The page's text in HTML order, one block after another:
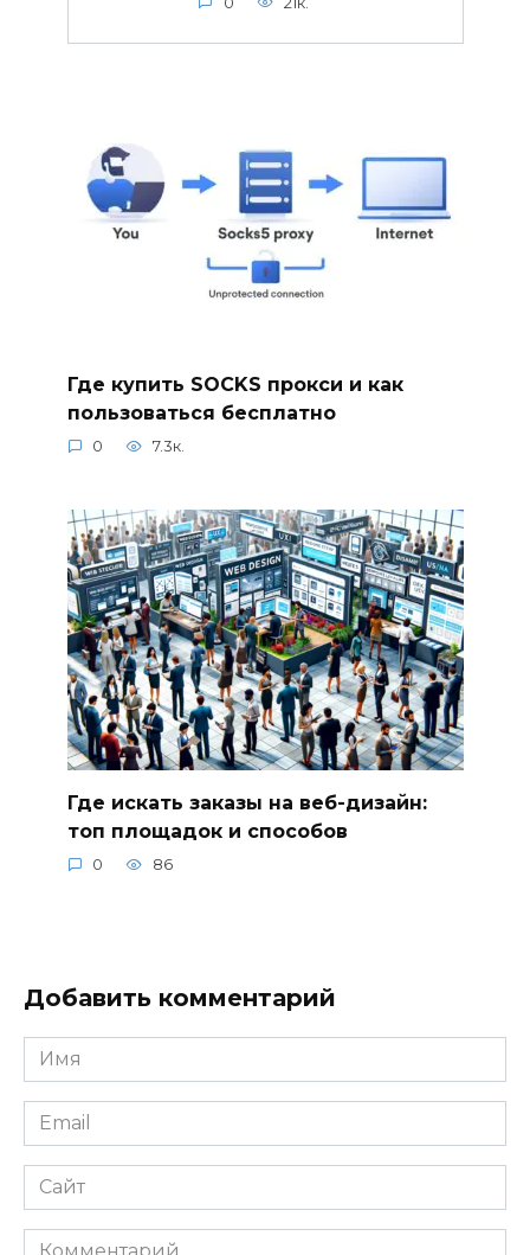
Где купить SOCKS прокси и как
пользоваться бесплатно
0 7.3к.
Где искать заказы на веб-дизайн:
топ площадок и способов
0 86
Добавить комментарий
Имя
*
Email
*
Сайт
Комментарий